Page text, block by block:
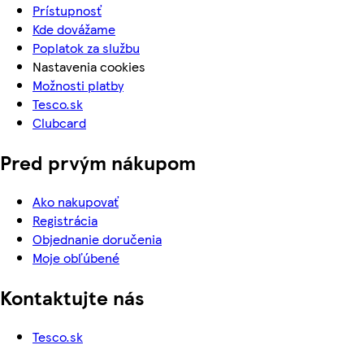
Prístupnosť
Kde dovážame
Poplatok za službu
Nastavenia cookies
Možnosti platby
Tesco.sk
Clubcard
Pred prvým nákupom
Ako nakupovať
Registrácia
Objednanie doručenia
Moje obľúbené
Kontaktujte nás
Tesco.sk